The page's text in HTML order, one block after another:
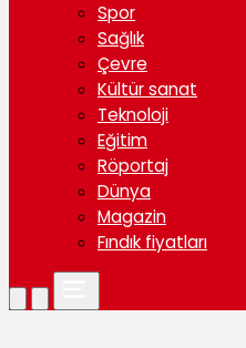
Spor
Sağlık
Çevre
Kültür sanat
Teknoloji
Eğitim
Röportaj
Dünya
Magazin
Fındık fiyatları